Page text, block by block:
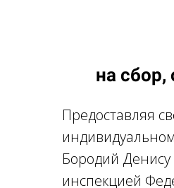
на сбор,
Предоставляя
Бородий
инспекцией